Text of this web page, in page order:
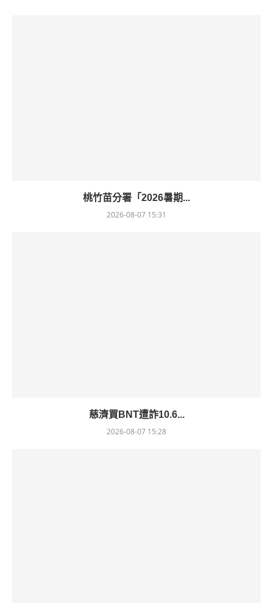
桃竹苗分署「2026暑期...
2026-08-07 15:31
慈濟買BNT遭詐10.6...
2026-08-07 15:28